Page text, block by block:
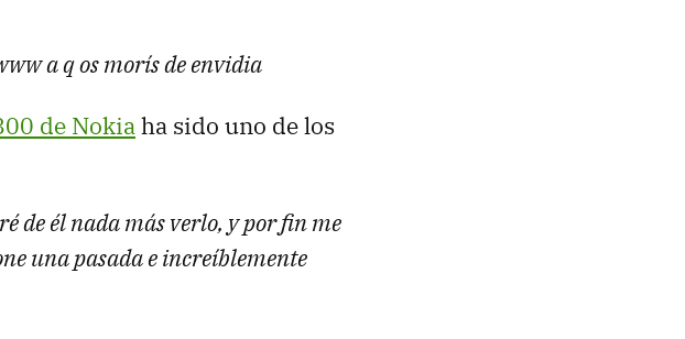
a q os morís de envidia
de Nokiaha sido uno de los
de él nada más verlo, y por fin me
una pasada e increíblemente